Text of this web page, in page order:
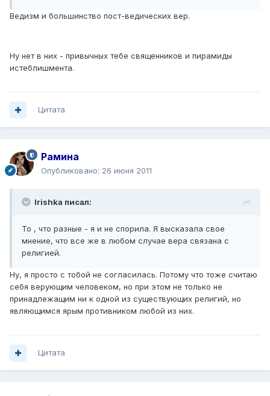
Ведизм и большинство пост-ведических вер.
Ну нет в них - привычных тебе священников и пирамиды
истеблишмента.
Цитата
Рамина
Опубликовано: 26 июня 2011
Irishka писал:
То , что разные - я и не спорила. Я высказала свое
мнение, что все же в любом случае вера связана с
религией.
Ну, я просто с тобой не согласилась. Потому что тоже считаю
себя верующим человеком, но при этом не только не
принадлежащим ни к одной из существующих религий, но
являющимся ярым противником любой из них.
Цитата